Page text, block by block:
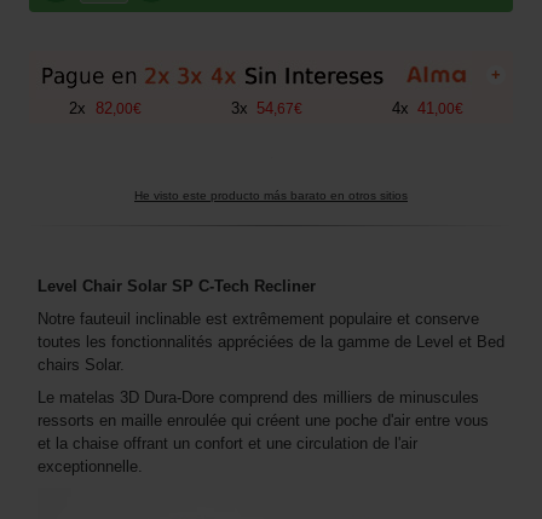
+
2x 82 00€ 3x 54, 67€ 4x 41 ,00€
He visto este producto más barato en otros sitios
Level Chair Solar SP C-Tech Recliner
Notre fauteuil inclinable est extrêmement populaire et conserve
toutes les fonctionnalités appréciées de la gamme de Level et Bed
chairs Solar.
Le matelas 3D Dura-Dore comprend des milliers de minuscules
ressorts en maille enroulée qui créent une poche d'air entre vous
et la chaise offrant un confort et une circulation de l'air
exceptionnelle.